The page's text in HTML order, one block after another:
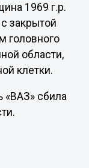
1969 г.р.
закрытой
головного
области,
клетки.
«ВАЗ» сбила